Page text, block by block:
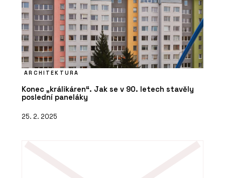
ARCHITEKTURA
Konec „králikáren“. Jak se v 90. letech stavěly
poslední paneláky
25. 2. 2025